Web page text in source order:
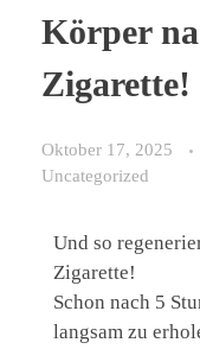
Körper
Zigarette!
Oktober 17, 2025
Uncategorized
Und so
Zigarette!
Schon nach 5
langsam zu